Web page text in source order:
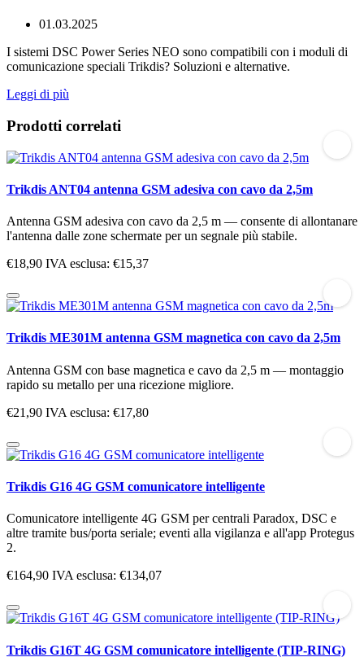
01.03.2025
I sistemi DSC Power Series NEO sono compatibili con i moduli di
comunicazione speciali Trikdis? Soluzioni e alternative.
Leggi di più
Prodotti correlati
Trikdis ANT04 antenna GSM adesiva con cavo da 2,5m
Antenna GSM adesiva con cavo da 2,5 m — consente di allontanare
l'antenna dalle zone schermate per un segnale più stabile.
€18,90 IVA esclusa: €15,37
Trikdis ME301M antenna GSM magnetica con cavo da 2,5m
Antenna GSM con base magnetica e cavo da 2,5 m — montaggio
rapido su metallo per una ricezione migliore.
€21,90 IVA esclusa: €17,80
Trikdis G16 4G GSM comunicatore intelligente
Comunicatore intelligente 4G GSM per centrali Paradox, DSC e
altre tramite bus/porta seriale; eventi alla vigilanza e all'app Protegus
2.
€164,90 IVA esclusa: €134,07
Trikdis G16T 4G GSM comunicatore intelligente (TIP-RING)